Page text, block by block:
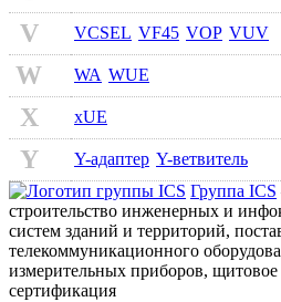
V VCSEL VF45 VOP VUV
W WA WUE
X xUE
Y Y-адаптер Y-ветвитель
Группа ICS
строительство инженерных и
систем зданий и территорий,
телекоммуникационного
измерительных приборов, щитовое
сертификация